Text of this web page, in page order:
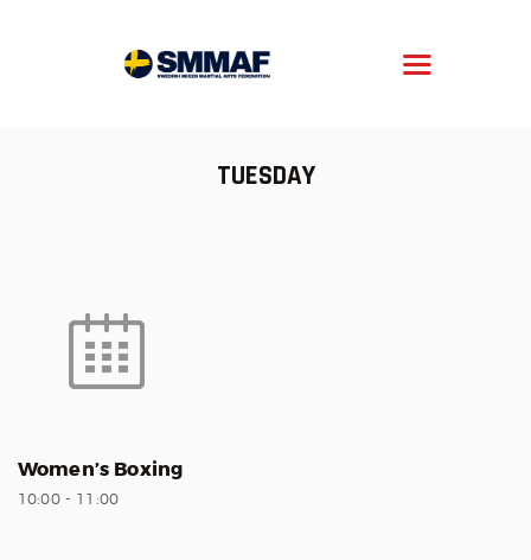
TUESDAY
SMMAF
FÖRBUNDET
Women’s Boxing
10:00- 11:00